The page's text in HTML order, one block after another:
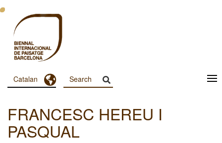
Vés
contingut
Menu
Principal
Dashboard
Catalan Toggle Dropdown
FRANCESC HEREU I
PASQUAL